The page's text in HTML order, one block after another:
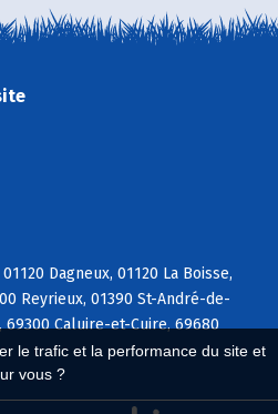
le trafic et la performance du site et
vous ?
Dagneux, 01120 La Boisse,
Reyrieux, 01390 St-André-de-
69300 Caluire-et-Cuire, 69680